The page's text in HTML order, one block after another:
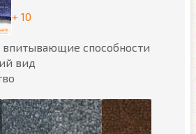
+ 10
способности
вид